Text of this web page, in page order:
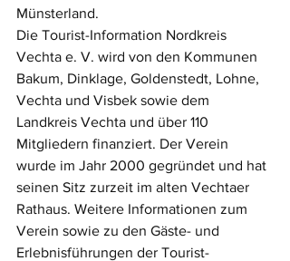
Münsterland.
Die Tourist-Information Nordkreis
Vechta e. V. wird von den Kommunen
Bakum, Dinklage, Goldenstedt, Lohne,
Vechta und Visbek sowie dem
Landkreis Vechta und über 110
Mitgliedern finanziert. Der Verein
wurde im Jahr 2000 gegründet und hat
seinen Sitz zurzeit im alten Vechtaer
Rathaus. Weitere Informationen zum
Verein sowie zu den Gäste- und
Erlebnisführungen der Tourist-